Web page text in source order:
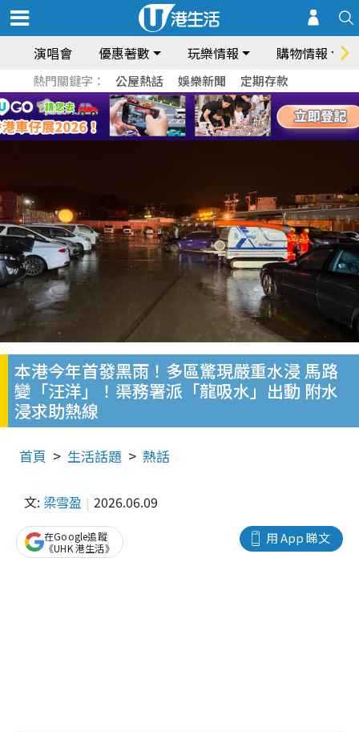
演唱會 優惠著數 玩樂情報 購物情報
熱門關鍵字： 公屋熱話 娛樂新聞 定期存款
本港今年首發黑雨！多區驚現嚴重水浸 馬路
變「汪洋」！渠務署派「龍吸水」出動 附水
浸求助熱線
首頁 生活話題 熱話
文: 梁雪盈 2026.06.09
用 App 睇文
在Google追蹤
《UHK 港生活》